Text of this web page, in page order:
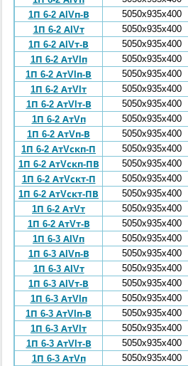
1П 6-2 АIVп-В
5050x935x400
1П 6-2 АIVт
5050x935x400
1П 6-2 АIVт-В
5050x935x400
1П 6-2 АтVIп
5050x935x400
1П 6-2 АтVIп-В
5050x935x400
1П 6-2 АтVIт
5050x935x400
1П 6-2 АтVIт-В
5050x935x400
1П 6-2 АтVп
5050x935x400
1П 6-2 АтVп-В
5050x935x400
1П 6-2 АтVскп-П
5050x935x400
1П 6-2 АтVскп-ПВ
5050x935x400
1П 6-2 АтVскт-П
5050x935x400
1П 6-2 АтVскт-ПВ
5050x935x400
1П 6-2 АтVт
5050x935x400
1П 6-2 АтVт-В
5050x935x400
1П 6-3 АIVп
5050x935x400
1П 6-3 АIVп-В
5050x935x400
1П 6-3 АIVт
5050x935x400
1П 6-3 АIVт-В
5050x935x400
1П 6-3 АтVIп
5050x935x400
1П 6-3 АтVIп-В
5050x935x400
1П 6-3 АтVIт
5050x935x400
1П 6-3 АтVIт-В
5050x935x400
1П 6-3 АтVп
5050x935x400